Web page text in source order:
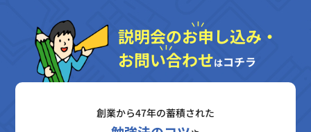
説明会のお申し込み・
お問い合わせはコチラ
創業から47年の蓄積された